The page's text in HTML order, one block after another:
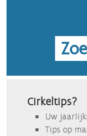
Cirkeltips?
Uw
Tips op